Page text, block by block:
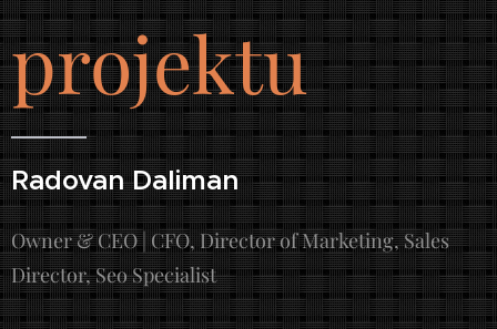
čistenie a odblokovanie odpadov.
Mnohé firmy ponúkajú aj
kompletné
rekonštrukcie kúpeľní
, vrátane návrhu a
realizácie rozvodov vody a odpadu. Ak
hľadáte komplexnévodoinštalačné služby v
Bratislave, vyberte si firmu s referenciami
a dlhoročnou praxou.
projektu
Radovan Daliman
Owner & CEO | CFO, Director of Marketing, Sales
Director, Seo Specialist